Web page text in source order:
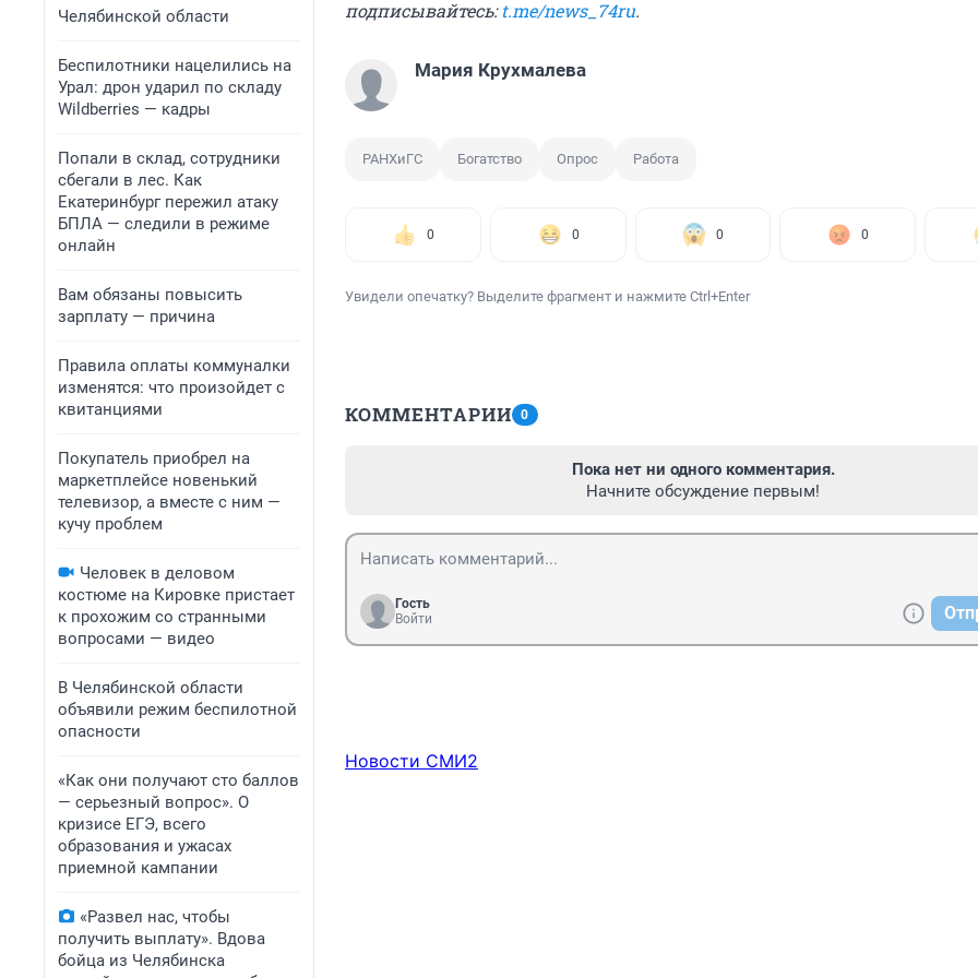
Челябинской области
Беспилотники нацелились на
Урал: дрон ударил по складу
Wildberries — кадры
Попали в склад, сотрудники
сбегали в лес. Как
Екатеринбург пережил атаку
БПЛА — следили в режиме
онлайн
Вам обязаны повысить
зарплату — причина
Правила оплаты коммуналки
изменятся: что произойдет с
квитанциями
Покупатель приобрел на
маркетплейсе новенький
телевизор, а вместе с ним —
кучу проблем
Человек в деловом
костюме на Кировке пристает
к прохожим со странными
вопросами — видео
В Челябинской области
объявили режим беспилотной
опасности
«Как они получают сто баллов
— серьезный вопрос». О
кризисе ЕГЭ, всего
образования и ужасах
приемной кампании
«Развел нас, чтобы
получить выплату». Вдова
бойца из Челябинска
подписывайтесь:t.me/news_74ru.
Мария Крухмалева
РАНХиГС Богатство Опрос Работа
0 0 0 0
Увидели опечатку? Выделите фрагмент и нажмите Ctrl+Enter
КОММЕНТАРИИ 0
Пока нет ни одного комментария.
Начните обсуждение первым!
Гость
Войти
Новости СМИ2